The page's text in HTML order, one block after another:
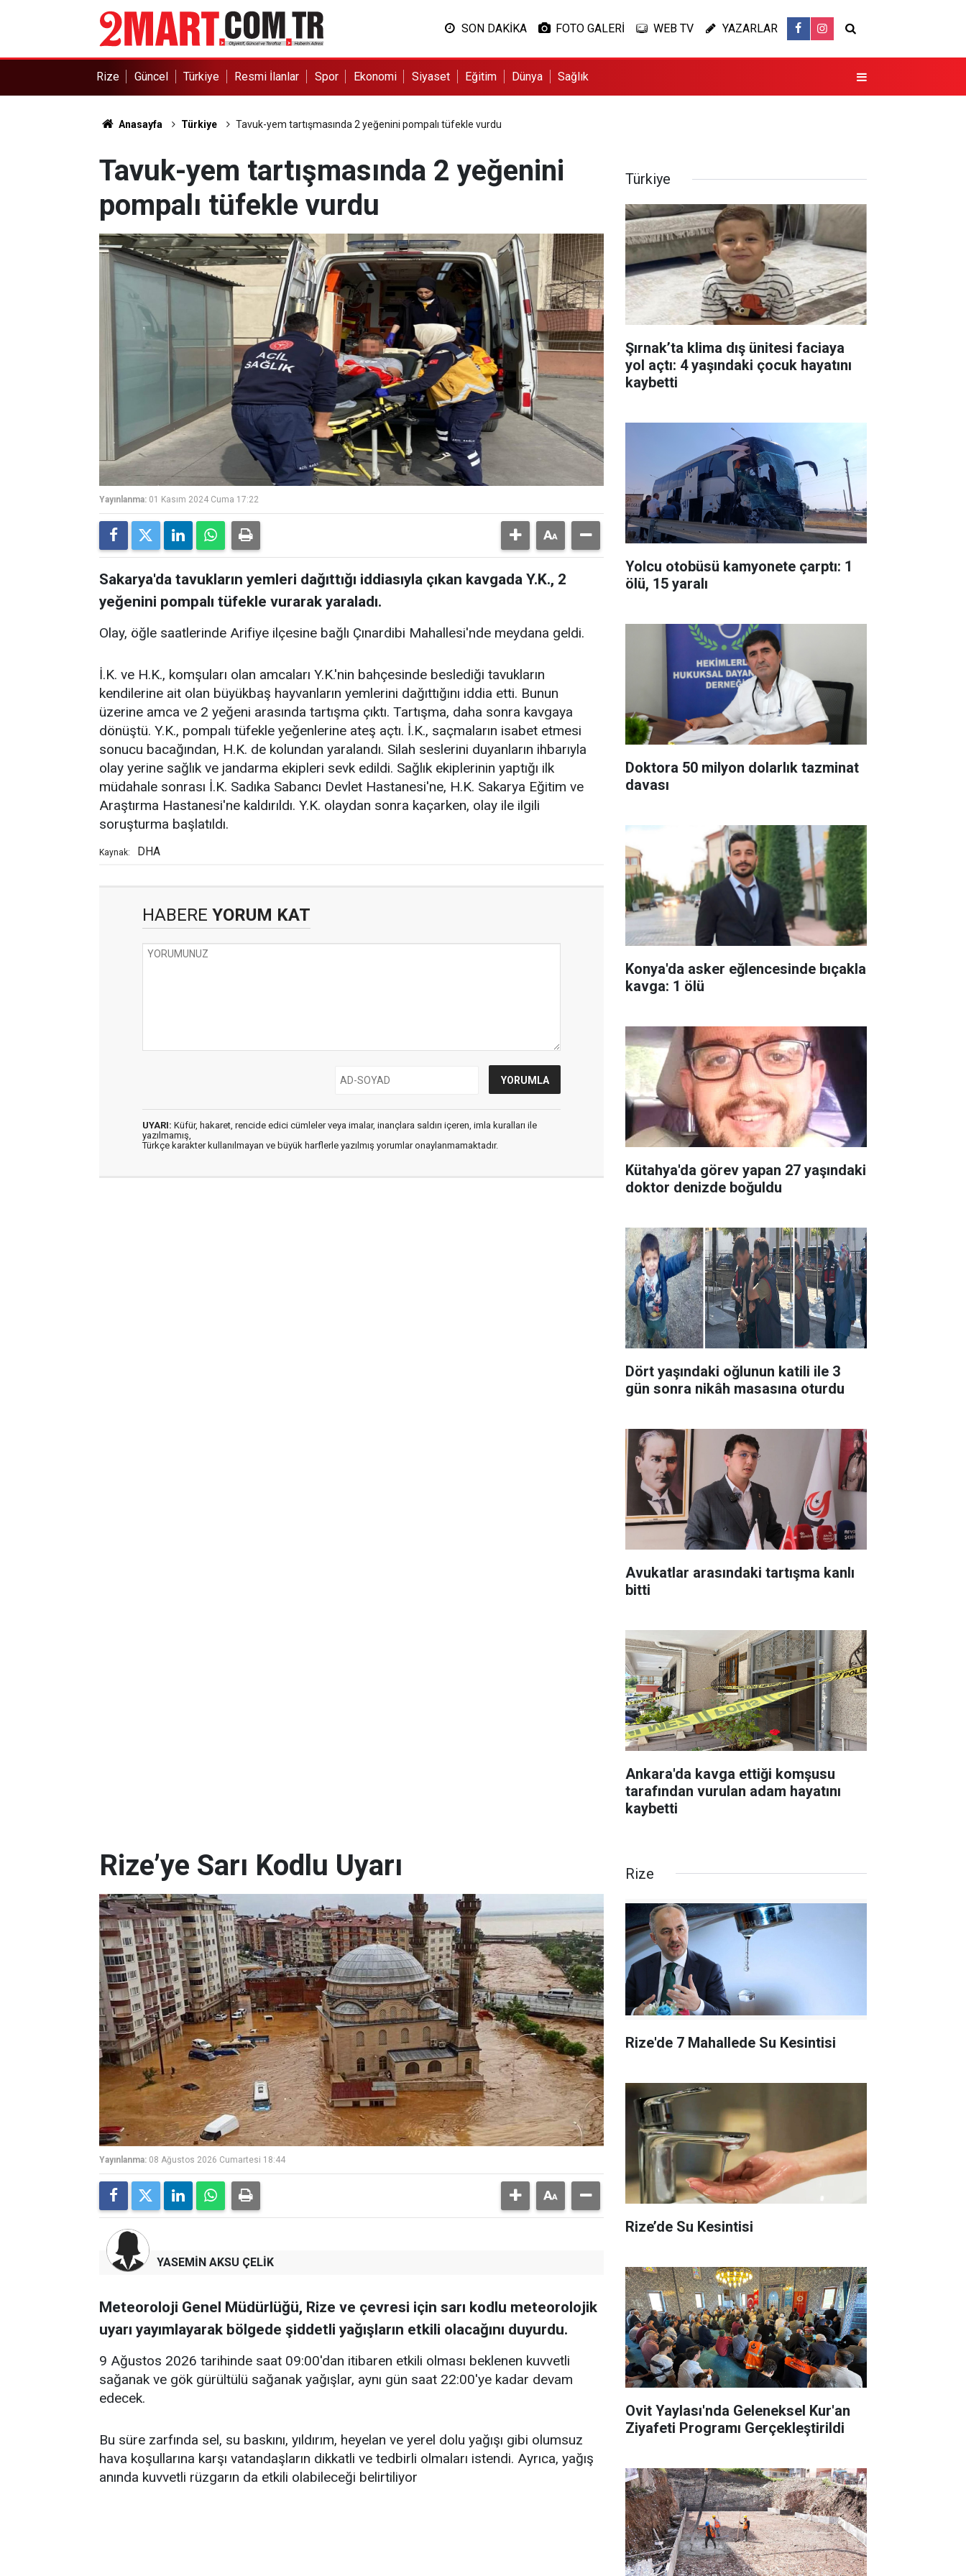
SON DAKİKA FOTO GALERİ WEB TV YAZARLAR
Rize Güncel Türkiye Resmi İlanlar Spor Ekonomi Siyaset Eğitim Dünya Sağlık
Anasayfa Türkiye Tavuk-yem tartışmasında 2 yeğenini pompalı tüfekle vurdu
Tavuk-yem tartışmasında 2 yeğenini
pompalı tüfekle vurdu
Yayınlanma: 01 Kasım 2024 Cuma 17:22
Sakarya'da tavukların yemleri dağıttığı iddiasıyla çıkan kavgada Y.K., 2
yeğenini pompalı tüfekle vurarak yaraladı.
Olay, öğle saatlerinde Arifiye ilçesine bağlı Çınardibi Mahallesi'nde meydana geldi.
İ.K. ve H.K., komşuları olan amcaları Y.K.'nin bahçesinde beslediği tavukların
kendilerine ait olan büyükbaş hayvanların yemlerini dağıttığını iddia etti. Bunun
üzerine amca ve 2 yeğeni arasında tartışma çıktı. Tartışma, daha sonra kavgaya
dönüştü. Y.K., pompalı tüfekle yeğenlerine ateş açtı. İ.K., saçmaların isabet etmesi
sonucu bacağından, H.K. de kolundan yaralandı. Silah seslerini duyanların ihbarıyla
olay yerine sağlık ve jandarma ekipleri sevk edildi. Sağlık ekiplerinin yaptığı ilk
müdahale sonrası İ.K. Sadıka Sabancı Devlet Hastanesi'ne, H.K. Sakarya Eğitim ve
Araştırma Hastanesi'ne kaldırıldı. Y.K. olaydan sonra kaçarken, olay ile ilgili
soruşturma başlatıldı.
Kaynak: DHA
HABERE YORUM KAT
UYARI: Küfür, hakaret, rencide edici cümleler veya imalar, inançlara saldırı içeren, imla kuralları ile
yazılmamış,
Türkçe karakter kullanılmayan ve büyük harflerle yazılmış yorumlar onaylanmamaktadır.
Türkiye
Şırnak’ta klima dış ünitesi faciaya
yol açtı: 4 yaşındaki çocuk hayatını
kaybetti
Yolcu otobüsü kamyonete çarptı: 1
ölü, 15 yaralı
Doktora 50 milyon dolarlık tazminat
davası
Konya'da asker eğlencesinde bıçakla
kavga: 1 ölü
Kütahya'da görev yapan 27 yaşındaki
doktor denizde boğuldu
Dört yaşındaki oğlunun katili ile 3
gün sonra nikâh masasına oturdu
Avukatlar arasındaki tartışma kanlı
bitti
Ankara'da kavga ettiği komşusu
tarafından vurulan adam hayatını
kaybetti
Rize’ye Sarı Kodlu Uyarı
Yayınlanma: 08 Ağustos 2026 Cumartesi 18:44
YASEMİN AKSU ÇELİK
Meteoroloji Genel Müdürlüğü, Rize ve çevresi için sarı kodlu meteorolojik
uyarı yayımlayarak bölgede şiddetli yağışların etkili olacağını duyurdu.
9 Ağustos 2026 tarihinde saat 09:00'dan itibaren etkili olması beklenen kuvvetli
sağanak ve gök gürültülü sağanak yağışlar, aynı gün saat 22:00'ye kadar devam
edecek.
Bu süre zarfında sel, su baskını, yıldırım, heyelan ve yerel dolu yağışı gibi olumsuz
hava koşullarına karşı vatandaşların dikkatli ve tedbirli olmaları istendi. Ayrıca, yağış
anında kuvvetli rüzgarın da etkili olabileceği belirtiliyor
Rize
Rize'de 7 Mahallede Su Kesintisi
Rize’de Su Kesintisi
Ovit Yaylası'nda Geleneksel Kur'an
Ziyafeti Programı Gerçekleştirildi